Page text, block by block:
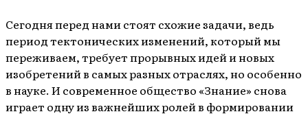
Сегодня перед нами стоят схожие задачи, ведь
период тектонических изменений, который мы
переживаем, требует прорывных идей и новых
изобретений в самых разных отраслях, но особенно
в науке. И современное общество «Знание» снова
играет одну из важнейших ролей в формировании